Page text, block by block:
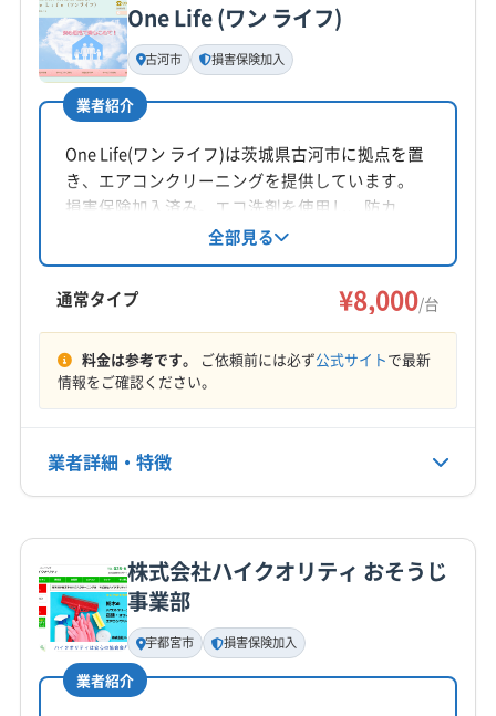
One Life (ワン ライフ)
古河市 損害保険加入
業者紹介
One Life(ワン ライフ)は茨城県古河市に拠点を置
き、エアコンクリーニングを提供しています。
損害保険加入済み。エコ洗剤を使用し、防カ
ビ・抗菌コーティングも実施しています。9時～
18時まで年中無休で営業し、時間外の相談も可
能です。複数台割引や室外機洗浄などのオプシ
ョンも用意。丁寧な作業で快適な空間を提供し
ています。
全部見る
通常タイプ ¥8,000/台
料金は参考です。 ご依頼前には必ず公式サイトで最新
情報をご確認ください。
業者詳細・特徴
基本情報
代表者名
長島健一
所在地
株式会社ハイクオリティ おそうじ
事業部
宇都宮市 損害保険加入
業者紹介